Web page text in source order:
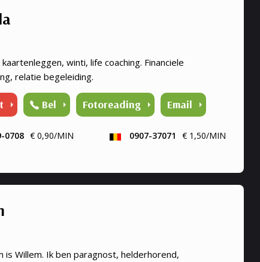
winti, life coaching. Financiele
relatie begeleiding.
Bel Fotoreading Email
0708 € 0,90/MIN 0907-37071 € 1,50/MIN
is Willem. Ik ben paragnost, helderhorend,